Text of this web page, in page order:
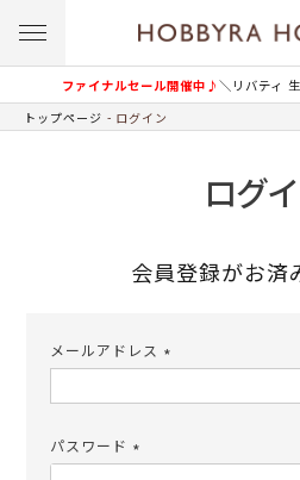
ファイナルセール開催中♪＼リバティ
トップページ ログイン
ログ
会員登録がお済
メールアドレス
須)
パスワード